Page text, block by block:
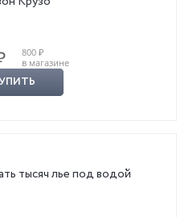
800 ₽
в магазине
тысяч лье под водой